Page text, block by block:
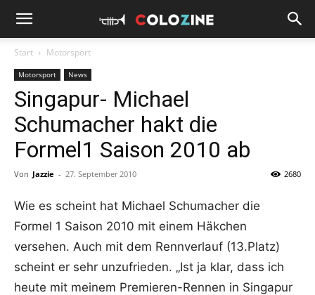
Start Motorsport
Motorsport News
Singapur- Michael
Schumacher hakt die
Formel1 Saison 2010 ab
Von Jazzie - 27. September 2010 2680
Wie es scheint hat Michael Schumacher die
Formel 1 Saison 2010 mit einem Häkchen
versehen. Auch mit dem Rennverlauf (13.Platz)
scheint er sehr unzufrieden. „Ist ja klar, dass ich
heute mit meinem Premieren-Rennen in Singapur